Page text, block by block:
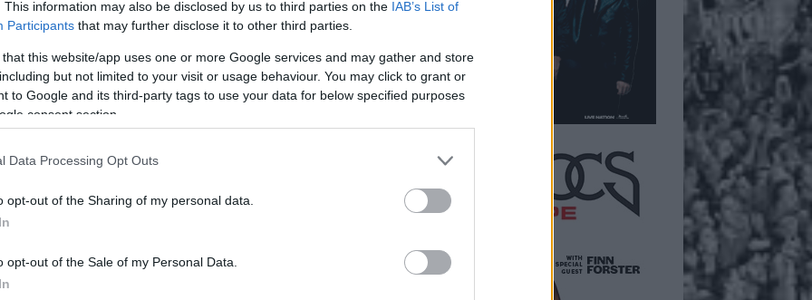
This information may also be disclosed by us to third parties on the IAB’s List of
Participants that may further disclose it to other third parties.
that this website/app uses one or more Google services and may gather and store
but not limited to your visit or usage behaviour. You may click to grant or
to Google and its third-party tags to use your data for below specified purposes
consent section.
Data Processing Opt Outs
opt-out of the Sharing of my personal data.
opt-out of the Sale of my Personal Data.
– mintha ő maga ajándékozta volna meg vele
az album, mintha megállt volna az idő, és újra
dalain keresztül.
TOVÁBB